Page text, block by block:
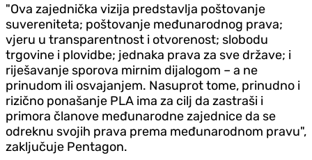
"Ova zajednička vizija predstavlja poštovanje
suvereniteta; poštovanje međunarodnog prava;
vjeru u transparentnost i otvorenost; slobodu
trgovine i plovidbe; jednaka prava za sve države; i
riješavanje sporova mirnim dijalogom – a ne
prinudom ili osvajanjem. Nasuprot tome, prinudno i
rizično ponašanje PLA ima za cilj da zastraši i
primora članove međunarodne zajednice da se
odreknu svojih prava prema međunarodnom pravu",
zaključuje Pentagon.